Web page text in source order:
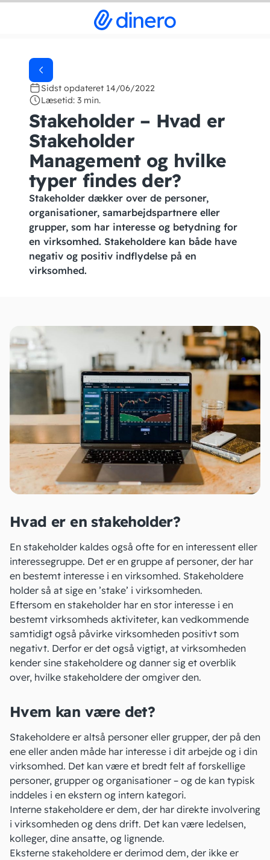
Sidst opdateret 14/06/2022
Læsetid: 3 min.
Stakeholder – Hvad er
Stakeholder
Management og hvilke
typer findes der?
Stakeholder dækker over de personer,
organisationer, samarbejdspartnere eller
grupper, som har interesse og betydning for
en virksomhed. Stakeholdere kan både have
negativ og positiv indflydelse på en
virksomhed.
Hvad er en stakeholder?
En stakeholder kaldes også ofte for en interessent eller
interessegruppe. Det er en gruppe af personer, der har
en bestemt interesse i en virksomhed. Stakeholdere
holder så at sige en ’stake’ i virksomheden.
Eftersom en stakeholder har en stor interesse i en
bestemt virksomheds aktiviteter, kan vedkommende
samtidigt også påvirke virksomheden positivt som
negativt. Derfor er det også vigtigt, at virksomheden
kender sine stakeholdere og danner sig et overblik
over, hvilke stakeholdere der omgiver den.
Hvem kan være det?
Stakeholdere er altså personer eller grupper, der på den
ene eller anden måde har interesse i dit arbejde og i din
virksomhed. Det kan være et bredt felt af forskellige
personer, grupper og organisationer – og de kan typisk
inddeles i en ekstern og intern kategori.
Interne stakeholdere er dem, der har direkte involvering
i virksomheden og dens drift. Det kan være ledelsen,
kolleger, dine ansatte, og lignende.
Eksterne stakeholdere er derimod dem, der ikke er